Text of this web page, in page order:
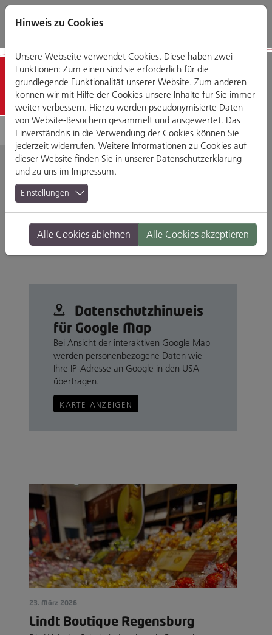
Direkt
zum
Zum
Hauptmenü
Zum
Footermenü
Zur
Website-
Detailansicht
Nordgau Apotheke
Hans-Hayder-Straße 2, 93059 Regensburg
Branche: Schön & Gesund
Standort: Alex-Center
Datenschutz­hinweis
für Google Map
Bei Ansicht der interaktiven Google Map
werden personenbezogene Daten wie
Ihre IP-Adresse an Google in den USA
übertragen.
KARTE ANZEIGEN
23. März 2026
Lindt Boutique Regensburg
Hinweis zu Cookies
Unsere Webseite verwendet Cookies. Diese haben zwei
Funktionen: Zum einen sind sie erforderlich für die
grundlegende Funktionalität unserer Website. Zum anderen
können wir mit Hilfe der Cookies unsere Inhalte für Sie immer
weiter verbessern. Hierzu werden pseudonymisierte Daten
von Website-Besuchern gesammelt und ausgewertet. Das
Einverständnis in die Verwendung der Cookies können Sie
jederzeit widerrufen. Weitere Informationen zu Cookies auf
dieser Website finden Sie in unserer Datenschutzerklärung
und zu uns im Impressum.
Einstellungen
Alle Cookies ablehnen Alle Cookies akzeptieren